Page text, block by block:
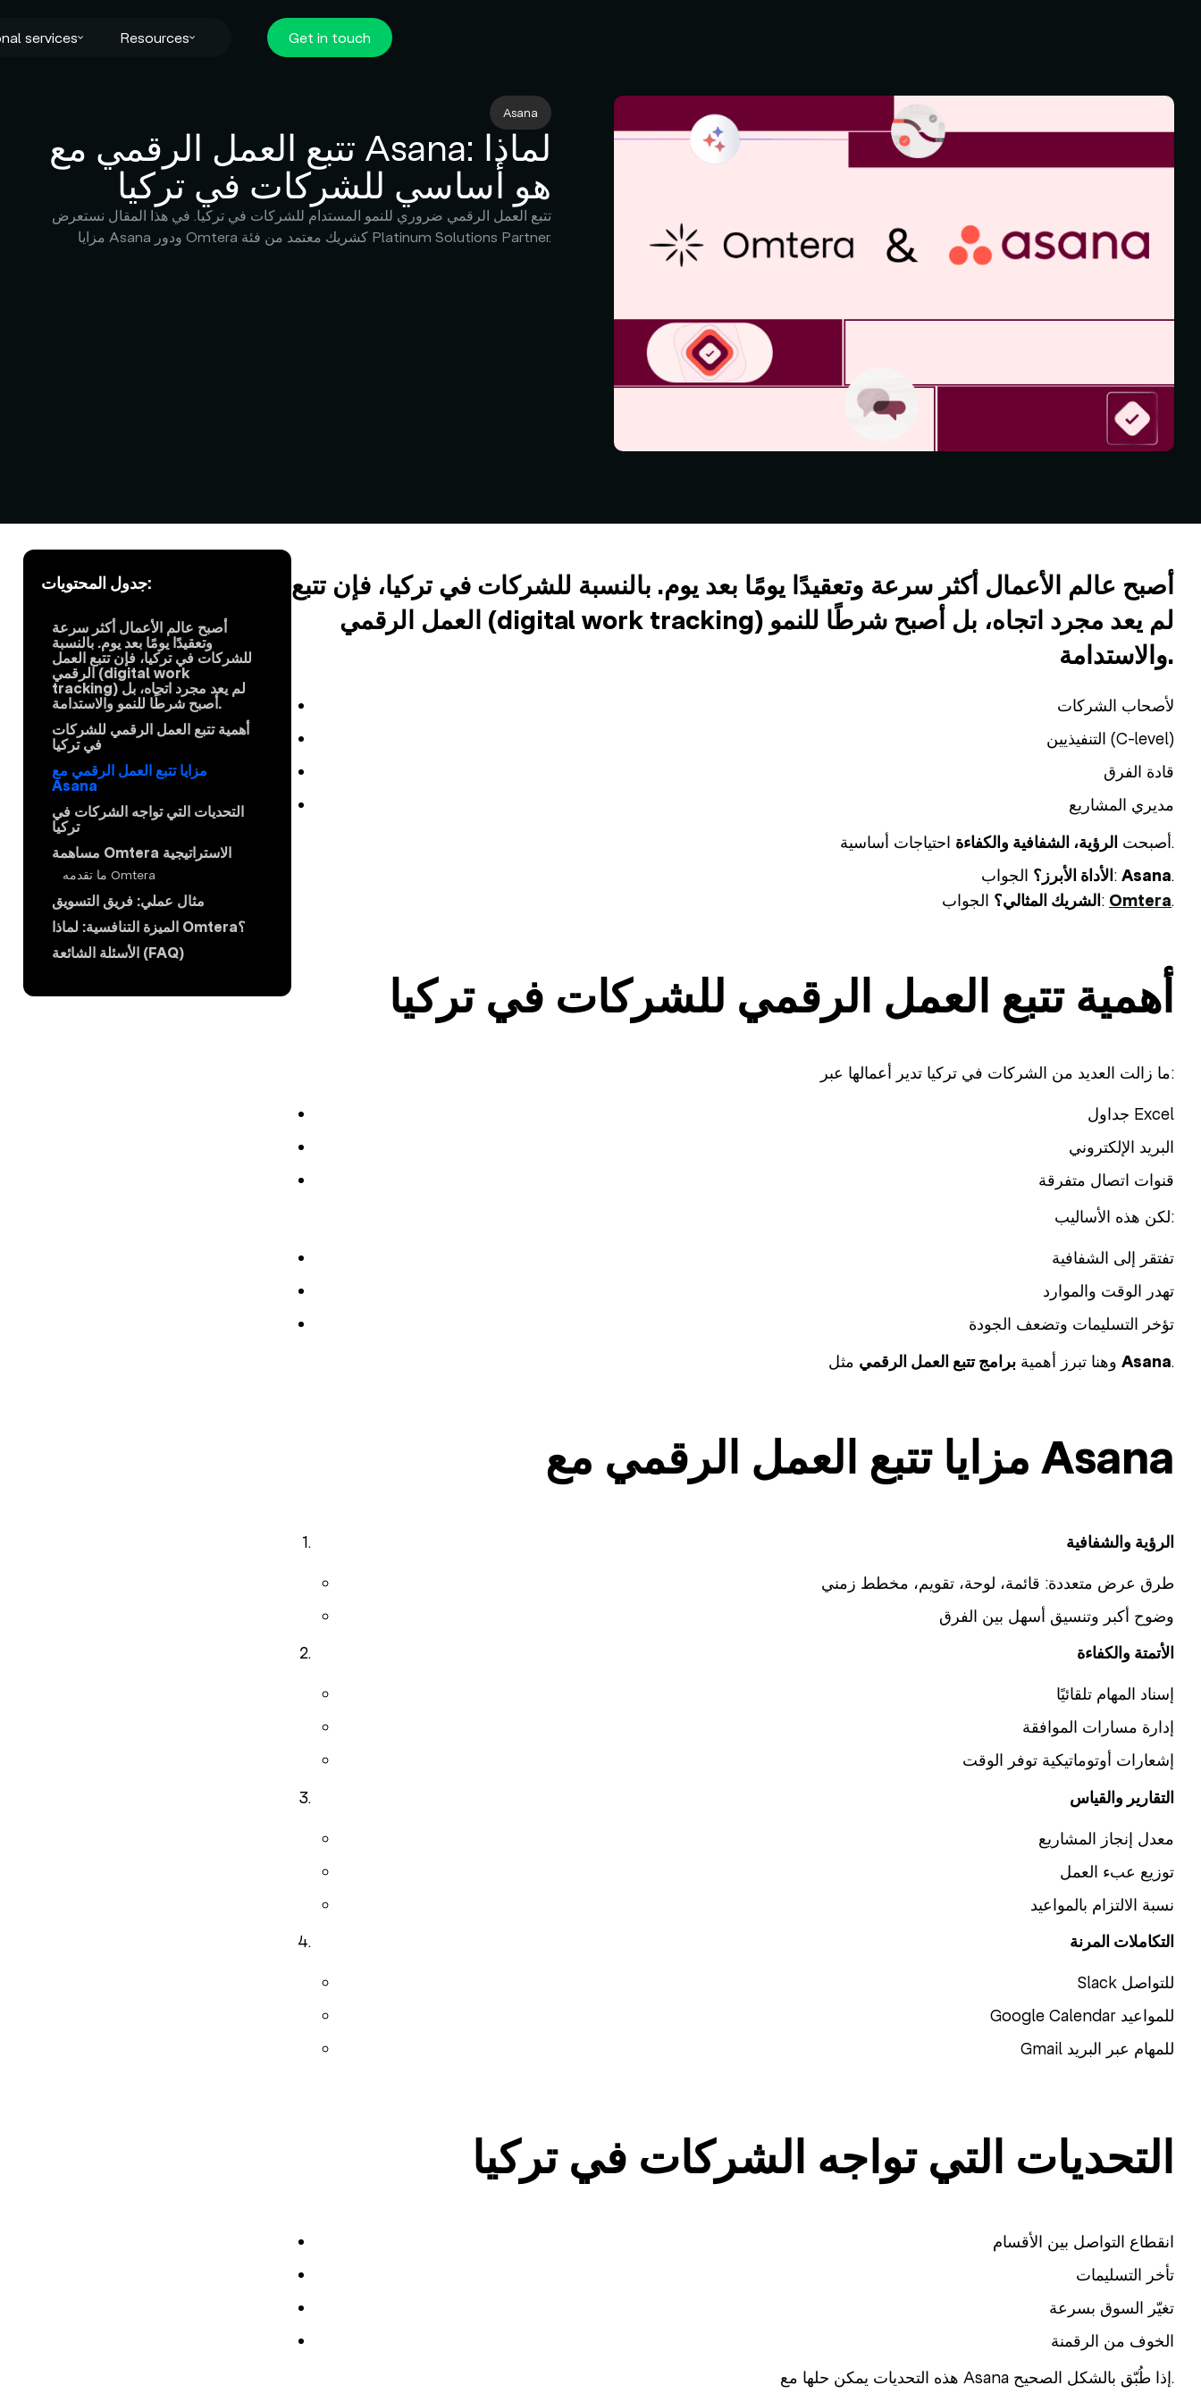
services Resources Get in touch
Asana
تتبع العمل الرقمي مع Asana: لماذا
هو أساسي للشركات في تركيا
تتبع العمل الرقمي ضروري للنمو المستدام للشركات في تركيا. في هذا المقال نستعرض
مزايا Asana ودور Omtera كشريك معتمد من فئة Platinum Solutions Partner.
جدول المحتويات:
أصبح عالم الأعمال أكثر سرعة
وتعقيدًا يومًا بعد يوم. بالنسبة
للشركات في تركيا، فإن تتبع العمل
الرقمي (digital work
tracking) لم يعد مجرد اتجاه، بل
أصبح شرطًا للنمو والاستدامة.
أهمية تتبع العمل الرقمي للشركات
في تركيا
مزايا تتبع العمل الرقمي مع
Asana
التحديات التي تواجه الشركات في
تركيا
مساهمة Omtera الاستراتيجية
ما تقدمه Omtera
مثال عملي: فريق التسويق
الميزة التنافسية: لماذا Omtera؟
الأسئلة الشائعة (FAQ)
أصبح عالم الأعمال أكثر سرعة وتعقيدًا يومًا بعد يوم. بالنسبة للشركات في تركيا، فإن تتبع
العمل الرقمي (digital work tracking)
والاستدامة.
لأصحاب الشركات
التنفيذيين (C-level)
قادة الفرق
مديري المشاريع
أصبحت الرؤية، الشفافية والكفاءة احتياجات أساسية.
الأداة الأبرز؟الجواب: Asana.
الشريك المثالي؟الجواب: Omtera.
أهمية تتبع العمل الرقمي للشركات في تركيا
ما زالت العديد من الشركات في تركيا تدير أعمالها عبر:
جداول Excel
البريد الإلكتروني
قنوات اتصال متفرقة
لكن هذه الأساليب:
تفتقر إلى الشفافية
تهدر الوقت والموارد
تؤخر التسليمات وتضعف الجودة
وهنا تبرز أهمية برامج تتبع العمل الرقمي Asana.
مزايا تتبع العمل الرقمي مع Asana
الرؤية والشفافية
طرق عرض متعددة: قائمة، لوحة، تقويم، مخطط زمني
وضوح أكبر وتنسيق أسهل بين الفرق
الأتمتة والكفاءة
إسناد المهام تلقائيًا
إدارة مسارات الموافقة
إشعارات أوتوماتيكية توفر الوقت
التقارير والقياس
معدل إنجاز المشاريع
توزيع عبء العمل
نسبة الالتزام بالمواعيد
التكاملات المرنة
Slack للتواصل
Google Calendar للمواعيد
Gmail للمهام عبر البريد
التحديات التي تواجه الشركات في تركيا
انقطاع التواصل بين الأقسام
تأخر التسليمات
تغيّر السوق بسرعة
الخوف من الرقمنة
هذه التحديات يمكن حلها مع Asana إذا طُبّق بالشكل الصحيح.